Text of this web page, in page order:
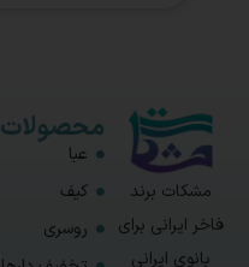
مشکات برند
فاخر ایرانی برای
بانوی ایرانی
محصولات
عبا
کیف
روسری